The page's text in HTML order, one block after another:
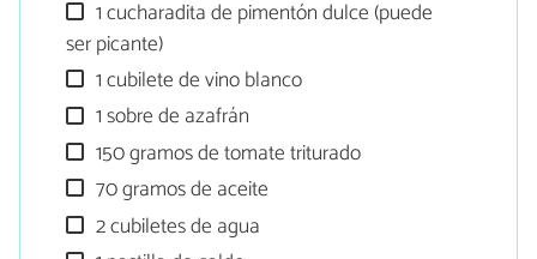
1 cucharadita de pimentón dulce (puede
ser picante)
1 cubilete de vino blanco
1 sobre de azafrán
150 gramos de tomate triturado
70 gramos de aceite
2 cubiletes de agua